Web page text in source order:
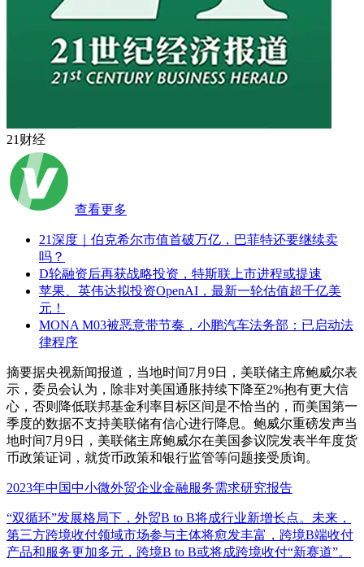
21财经
查看更多
21深度｜伯克希尔市值首破万亿，巴菲特还要继续卖
吗？
D轮融资后再获战略投资，特斯联上市进程或提速
苹果、英伟达拟投资OpenAI，最新一轮估值超千亿美
元！
MONA M03被恶意带节奏，小鹏汽车法务部：已启动法
律程序
摘要据央视新闻报道，当地时间7月9日，美联储主席鲍威尔表
示，委员会认为，除非对美国通胀持续下降至2%抱有更大信
心，否则降低联邦基金利率目标区间是不恰当的，而美国第一
季度的数据不支持美联储有信心进行降息。鲍威尔重磅发声当
地时间7月9日，美联储主席鲍威尔在美国参议院发表半年度货
币政策证词，就货币政策和银行监管等问题接受质询。
2023年中国中小微外贸企业金融服务需求研究报告
“双循环”发展格局下，外贸B to B将成行业新增长点。未来，
第三方跨境收付领域市场参与主体将愈发丰富，跨境B端收付
产品和服务更加多元，跨境B to B或将成跨境收付“新赛道”。